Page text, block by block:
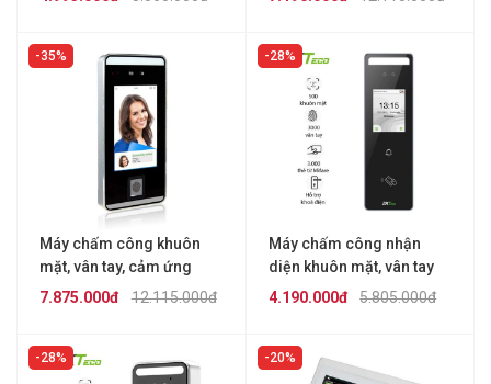
35%
Máy chấm công khuôn
mặt, vân tay, cảm ứng
ZKTECO TFACEPRO1-P
12.115.000đ
7.875.000đ
28%
Máy chấm công nhận
diện khuôn mặt, vân tay
ZKTECO Speedface-V3L
5.805.000đ
4.190.000đ
28% 20%